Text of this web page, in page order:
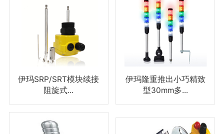
伊玛SRP/SRT模块续接
阻旋式...
伊玛隆重推出小巧精致
型30mm多...